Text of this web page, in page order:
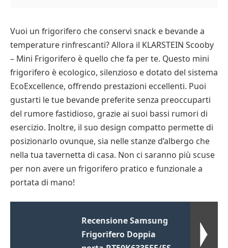
Vuoi un frigorifero che conservi snack e bevande a
temperature rinfrescanti? Allora il KLARSTEIN Scooby
– Mini Frigorifero è quello che fa per te. Questo mini
frigorifero è ecologico, silenzioso e dotato del sistema
EcoExcellence, offrendo prestazioni eccellenti. Puoi
gustarti le tue bevande preferite senza preoccuparti
del rumore fastidioso, grazie ai suoi bassi rumori di
esercizio. Inoltre, il suo design compatto permette di
posizionarlo ovunque, sia nelle stanze d’albergo che
nella tua tavernetta di casa. Non ci saranno più scuse
per non avere un frigorifero pratico e funzionale a
portata di mano!
Recensione Samsung
Frigorifero Doppia